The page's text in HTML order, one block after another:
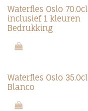
Waterfles Oslo 70.0cl
inclusief 1 kleuren
Bedrukking
Waterfles Oslo 35.0cl
Blanco